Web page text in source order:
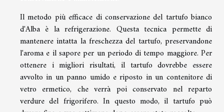
Il metodo più efficace di conservazione del tartufo bianco
d'Alba è la refrigerazione. Questa tecnica permette di
mantenere intatta la freschezza del tartufo, preservandone
l'aroma e il sapore per un periodo di tempo maggiore. Per
ottenere i migliori risultati, il tartufo dovrebbe essere
avvolto in un panno umido e riposto in un contenitore di
vetro ermetico, che verrà poi conservato nel reparto
verdure del frigorifero. In questo modo, il tartufo può